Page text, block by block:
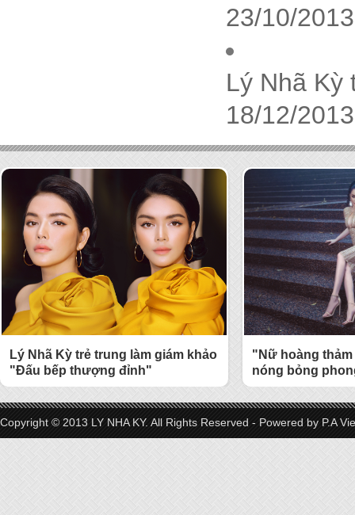
23/10/2013
Lý Nhã Kỳ
18/12/2013
Lý Nhã Kỳ trẻ trung làm giám khảo
"Đấu bếp thượng đỉnh"
"Nữ hoàng
nóng bỏng
Copyright © 2013 LY NHA KY. All Rights Reserved - Powered by P.A